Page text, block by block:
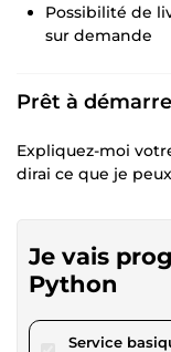
Possibilité de
sur demande
Prêt à
Expliquez-moi
dirai ce que je
Je vais
Python
Service